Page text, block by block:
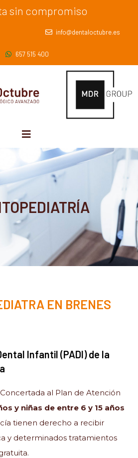
sin compromiso
info@dentaloctubre.es
657 515 400
EN BRENES
Infantil (PADI) de la
al Plan de Atención
y niñas de entre 6 y 15 años
tienen derecho a recibir
y determinados tratamientos